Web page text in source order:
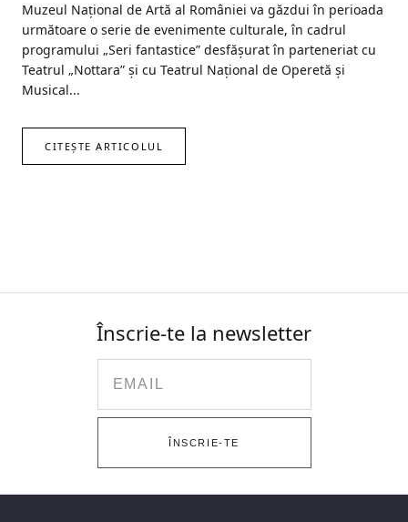
Muzeul Național de Artă al României va găzdui în perioada
următoare o serie de evenimente culturale, în cadrul
programului „Seri fantastice” desfășurat în parteneriat cu
Teatrul „Nottara” și cu Teatrul Național de Operetă și
Musical...
CITEȘTE ARTICOLUL
Înscrie-te la newsletter
ÎNSCRIE-TE